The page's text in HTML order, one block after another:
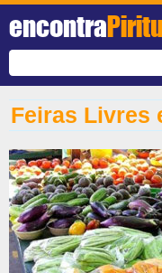
encontra
Feiras Livres